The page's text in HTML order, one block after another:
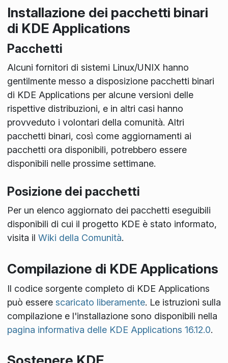
Installazione dei pacchetti binari
di KDE Applications
Pacchetti
Alcuni fornitori di sistemi Linux/UNIX hanno
gentilmente messo a disposizione pacchetti binari
di KDE Applications per alcune versioni delle
rispettive distribuzioni, e in altri casi hanno
provveduto i volontari della comunità. Altri
pacchetti binari, così come aggiornamenti ai
pacchetti ora disponibili, potrebbero essere
disponibili nelle prossime settimane.
Posizione dei pacchetti
Per un elenco aggiornato dei pacchetti eseguibili
disponibili di cui il progetto KDE è stato informato,
visita il Wiki della Comunità.
Compilazione di KDE Applications
Il codice sorgente completo di KDE Applications
può essere scaricato liberamente. Le istruzioni sulla
compilazione e l'installazione sono disponibili nella
pagina informativa delle KDE Applications 16.12.0.